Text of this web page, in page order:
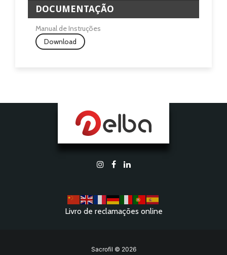
DOCUMENTAÇÃO
Manual de Instruções
Download
Livro de reclamações online
Sacrofil © 2026